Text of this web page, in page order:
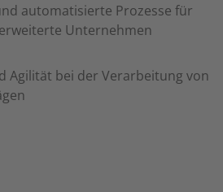
automatisierte Prozesse für
Unternehmen
Agilität bei der Verarbeitung von